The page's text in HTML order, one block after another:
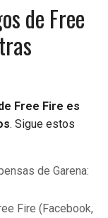
de Free
Free Fire es
. Sigue estos
de Garena:
Fire (Facebook,